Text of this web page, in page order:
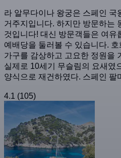
라 알무다이나 왕궁은 스페인 국
거주지입니다. 하지만 방문하는
것입니다! 대신 방문객들은 여유
예배당을 둘러볼 수 있습니다.
가구를 감상하고 고요한 정원을
실제로 10세기 무슬림의 요새였
양식으로 재건하였다. 스페인 팔
4.1 (105)